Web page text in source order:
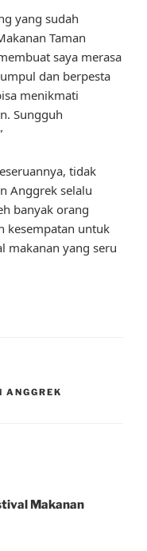
yang sudah
Taman
saya merasa
dan berpesta
menikmati
Sungguh
tidak
Anggrek selalu
banyak orang
kesempatan untuk
makanan yang seru
Makanan